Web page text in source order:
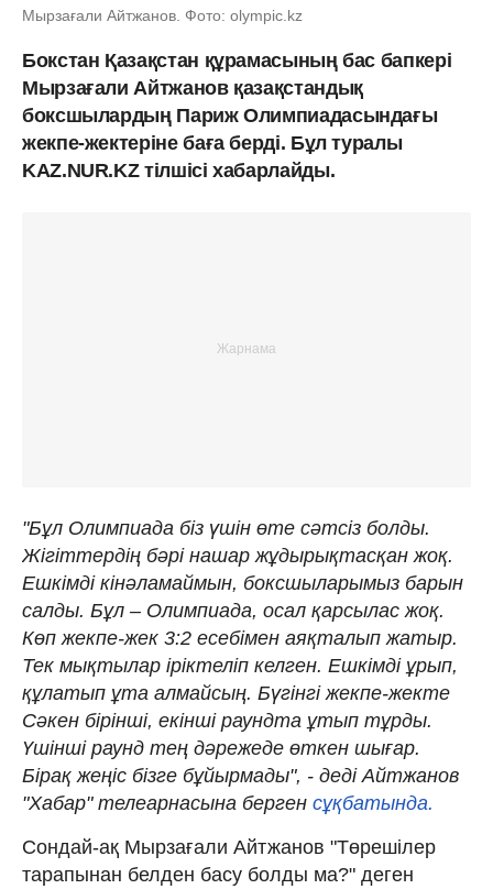
Мырзағали Айтжанов. Фото: olympic.kz
Бокстан Қазақстан құрамасының бас бапкері
Мырзағали Айтжанов қазақстандық
боксшылардың Париж Олимпиадасындағы
жекпе-жектеріне баға берді. Бұл туралы
KAZ.NUR.KZ тілшісі хабарлайды.
"Бұл Олимпиада біз үшін өте сәтсіз болды.
Жігіттердің бәрі нашар жұдырықтасқан жоқ.
Ешкімді кінәламаймын, боксшыларымыз барын
салды. Бұл – Олимпиада, осал қарсылас жоқ.
Көп жекпе-жек 3:2 есебімен аяқталып жатыр.
Тек мықтылар іріктеліп келген. Ешкімді ұрып,
құлатып ұта алмайсың. Бүгінгі жекпе-жекте
Сәкен бірінші, екінші раундта ұтып тұрды.
Үшінші раунд тең дәрежеде өткен шығар.
Бірақ жеңіс бізге бұйырмады", - деді Айтжанов
"Хабар" телеарнасына берген сұқбатында.
Сондай-ақ Мырзағали Айтжанов "Төрешілер
тарапынан белден басу болды ма?" деген